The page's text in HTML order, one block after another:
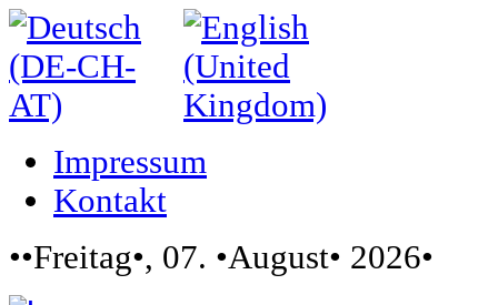
Impressum
Kontakt
••Freitag•, 07. •August• 2026•